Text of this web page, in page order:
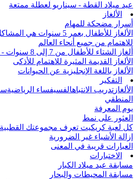
عيد ميلاد القطة - سيناريو لعطلة ممتعة
الألغاز
أسرار مضحكة للمهام
الألغاز للأطفال بعمر 5
للاهتمام من جميع أنحاء العالم
ألغاز الشتاء للأطفال من 7 إلى 8 سنوات - 30 مشكلة ممتعة
الألغاز القديمة المثيرة للاهتمام للأذكى
الألغاز باللغة الإنجليزية عن الحيوانات
التفكير
الألغاز تدريب الانتباهالفسيفساء الرياضية
المنطقي
يوم المعرفة
العثور على نمط
كل لعبة كريكيت تعرف مجموعتك القطبية
إزالة الأشياء غير الضرورية
العبارات قريبة في المعنى
الاختبارات
مسابقة عيد ميلاد الكبار
مسابقة المحيطات والبحار